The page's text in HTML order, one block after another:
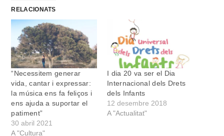
RELACIONATS
“Necessitem generar
vida, cantar i expressar:
la música ens fa feliços i
ens ajuda a suportar el
patiment”
30 abril 2021
A "Cultura"
I dia 20 va ser el Dia
Internacional dels Drets
dels Infants
12 desembre 2018
A "Actualitat"